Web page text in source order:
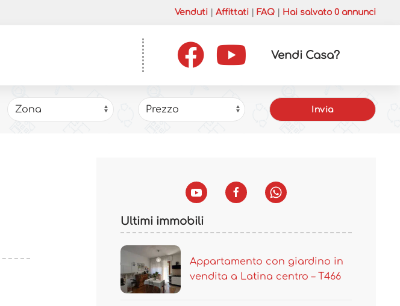
Venduti Affittati FAQ Hai salvato 0 annunci
Vendi Casa?
Ultimi immobili
Appartamento con giardino in
vendita a Latina centro – T466